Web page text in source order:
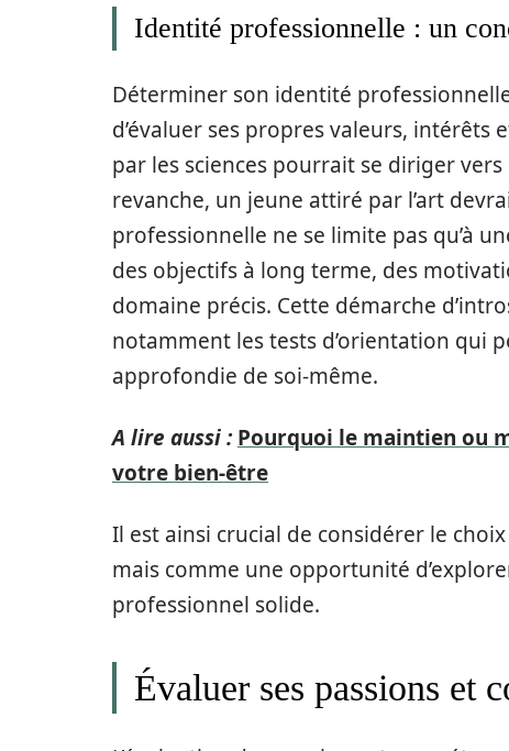
Identité professionnelle : un
Déterminer son identité
d’évaluer ses propres valeurs, intérêts
par les sciences pourrait se diriger
revanche, un jeune attiré par l’art
professionnelle ne se limite pas qu’à
des objectifs à long terme, des
domaine précis. Cette démarche
notamment les tests d’orientation qui
approfondie de soi-même.
A lire aussi : Pourquoi le maintien ou
votre bien-être
Il est ainsi crucial de considérer le
mais comme une opportunité
professionnel solide.
Évaluer ses passions et